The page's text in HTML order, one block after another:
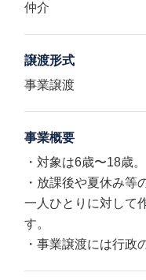
仲介
譲渡形式
事業譲渡
事業概要
・対象は6歳〜18歳。
・放課後や夏休み等
一人ひとりに対して
す。
・事業譲渡には行政